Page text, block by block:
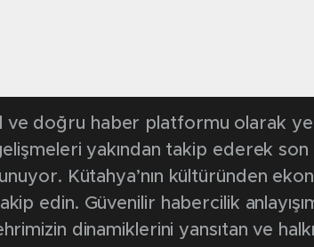
ve doğru haber platformu olarak
yakından takip ederek
Kütahya’nın kültüründen
edin. Güvenilir habercilik
dinamiklerini yansıtan ve